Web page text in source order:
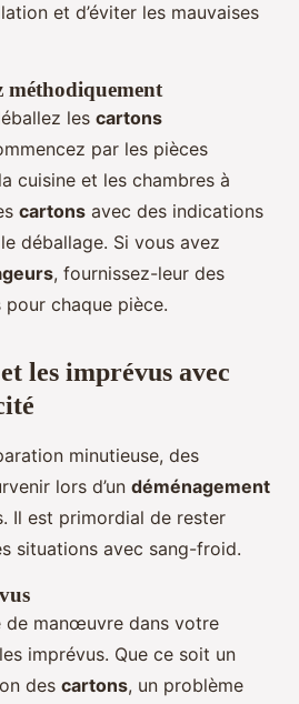
et d’éviter les mauvaises
méthodiquement
les cartons
par les pièces
cuisine et les chambres à
cartons avec des indications
déballage. Si vous avez
, fournissez-leur des
chaque pièce.
les imprévus avec
minutieuse, des
lors d’un déménagement
Il est primordial de rester
situations avec sang-froid.
de manœuvre dans votre
imprévus. Que ce soit un
des cartons, un problème